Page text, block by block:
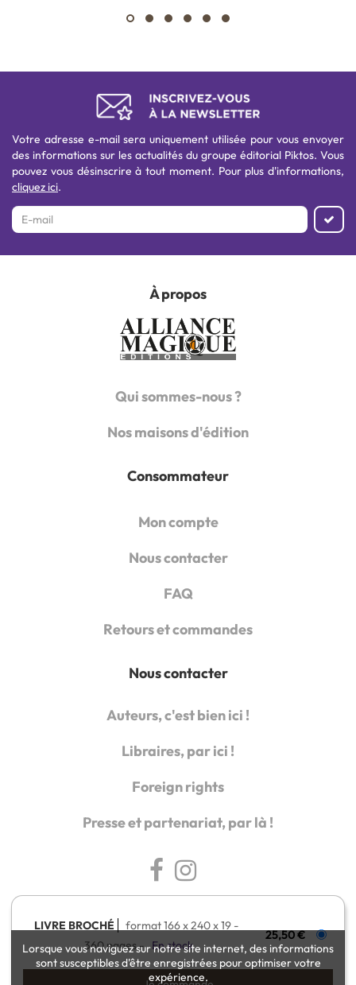
Lorsque vous naviguez sur notre site internet, des informations
sont susceptibles d'être enregistrées pour optimiser votre
expérience.
LIVRE BROCHÉ
format 166 x 240 x 19
360 pages
En stock
25,50 €
Votre adresse e-mail sera uniquement utilisée pour vous envoyer
des informations sur les actualités du groupe éditorial Piktos. Vous
pouvez vous désinscrire à tout moment. Pour plus d'informations,
cliquez ici.
À propos
Qui sommes-nous ?
Nos maisons d'édition
Consommateur
Mon compte
Nous contacter
FAQ
Retours et commandes
Nous contacter
Auteurs, c'est bien ici !
Libraires, par ici !
Foreign rights
Presse et partenariat, par là !
Charte de référencement
Charte de données personnelles